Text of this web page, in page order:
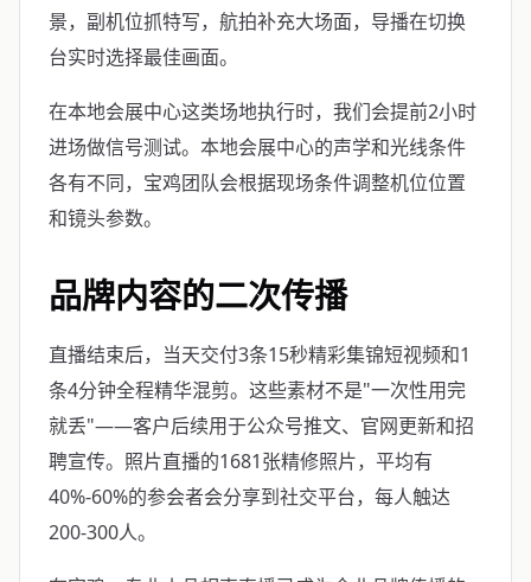
景，副机位抓特写，航拍补充大场面，导播在切换
台实时选择最佳画面。
在本地会展中心这类场地执行时，我们会提前2小时
进场做信号测试。本地会展中心的声学和光线条件
各有不同，宝鸡团队会根据现场条件调整机位位置
和镜头参数。
品牌内容的二次传播
直播结束后，当天交付3条15秒精彩集锦短视频和1
条4分钟全程精华混剪。这些素材不是"一次性用完
就丢"——客户后续用于公众号推文、官网更新和招
聘宣传。照片直播的1681张精修照片，平均有
40%-60%的参会者会分享到社交平台，每人触达
200-300人。